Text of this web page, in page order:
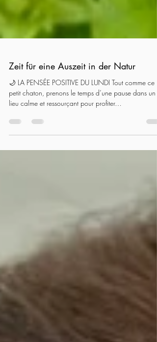
Zeit für eine Auszeit in der Natur
petit chaton, prenons le temps d’une pause dans un
lieu calme et ressourçant pour profiter…